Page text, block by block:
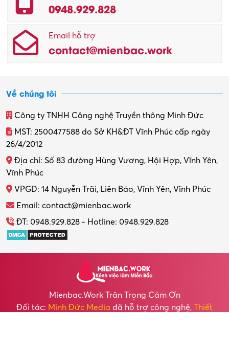
0948.929.828
Email hỗ trợ
contact@mienbac.work
Về chúng tôi
Công ty TNHH Công nghệ Truyền thông Minh Đức
MST: 2500477588 do Sở KH&ĐT Vĩnh Phúc cấp ngày
26/4/2012
Địa chỉ: Số 83 đường Hùng Vương, Hội Hợp, Vĩnh Yên,
Vĩnh Phúc
VPGD: 14 Nguyễn Trãi, Liên Bảo, Vĩnh Yên, Vĩnh Phúc
Email: contact@mienbac.work
ĐT: 0948.929.828 - Hotline: 0948.929.828
Mienbac.work Trân Trọng Cảm Ơn
Đối tác: Minh Đức Media đã hỗ trợ công nghệ, Thiết